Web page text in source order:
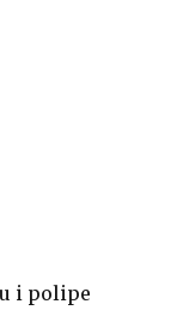
i polipe